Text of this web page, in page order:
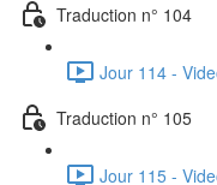
Traduction n° 104
Jour 114 -
Traduction n° 105
Jour 115 -